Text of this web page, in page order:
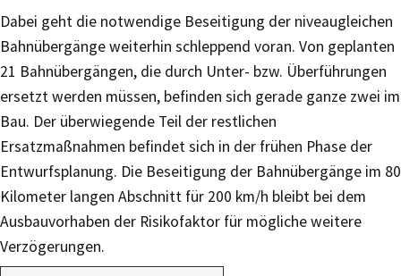
Dabei geht die notwendige Beseitigung der niveaugleichen
Bahnübergänge weiterhin schleppend voran. Von geplanten
21 Bahnübergängen, die durch Unter- bzw. Überführungen
ersetzt werden müssen, befinden sich gerade ganze zwei im
Bau. Der überwiegende Teil der restlichen
Ersatzmaßnahmen befindet sich in der frühen Phase der
Entwurfsplanung. Die Beseitigung der Bahnübergänge im 80
Kilometer langen Abschnitt für 200 km/h bleibt bei dem
Ausbauvorhaben der Risikofaktor für mögliche weitere
Verzögerungen.